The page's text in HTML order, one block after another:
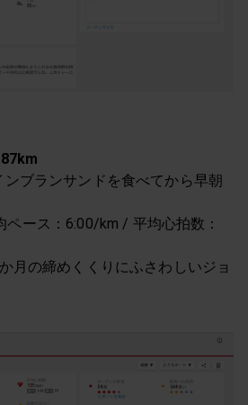
ブランサンドを食べてから早朝
ペース：6:00/km / 平均心拍数：
月の締めくくりにふさわしいジョ